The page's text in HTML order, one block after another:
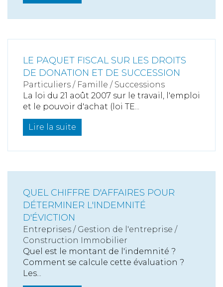
LE PAQUET FISCAL SUR LES DROITS
DE DONATION ET DE SUCCESSION
Particuliers / Famille / Successions
La loi du 21 août 2007 sur le travail, l'emploi
et le pouvoir d'achat (loi TE...
Lire la suite
QUEL CHIFFRE D'AFFAIRES POUR
DÉTERMINER L'INDEMNITÉ
D'ÉVICTION
Entreprises / Gestion de l'entreprise /
Construction Immobilier
Quel est le montant de l'indemnité ?
Comment se calcule cette évaluation ?
Les...